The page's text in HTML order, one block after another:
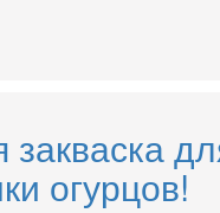
огурцов!